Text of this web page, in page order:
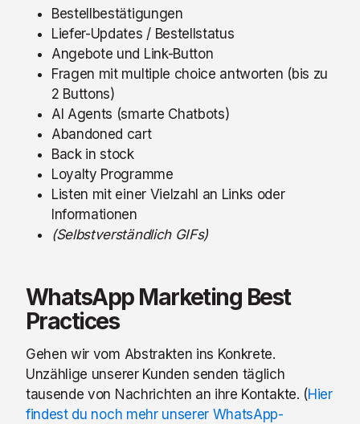
Bestellbestätigungen
Liefer-Updates / Bestellstatus
Angebote und Link-Button
Fragen mit multiple choice antworten (bis zu
2 Buttons)
AI Agents (smarte Chatbots)
Abandoned cart
Back in stock
Loyalty Programme
Listen mit einer Vielzahl an Links oder
Informationen
(Selbstverständlich GIFs)
WhatsApp Marketing Best
Practices
Gehen wir vom Abstrakten ins Konkrete.
Unzählige unserer Kunden senden täglich
tausende von Nachrichten an ihre Kontakte. (Hier
findest du noch mehr unserer WhatsApp-